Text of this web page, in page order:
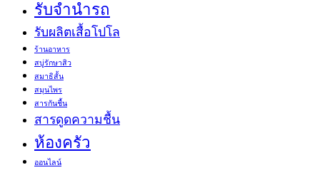
รับจำนำรถ
รับผลิตเสื้อโปโล
ร้านอาหาร
สบู่รักษาสิว
สมาธิสั้น
สมุนไพร
สารกันชื้น
สารดูดความชื้น
ห้องครัว
ออนไลน์